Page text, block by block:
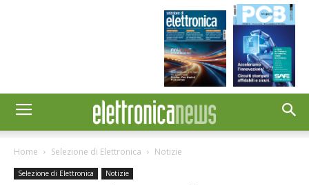
Home Selezione di Elettronica Notizie
Selezione di Elettronica Notizie